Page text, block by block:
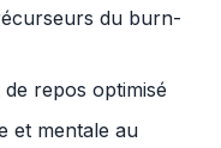
du burn-
repos optimisé
et mentale au